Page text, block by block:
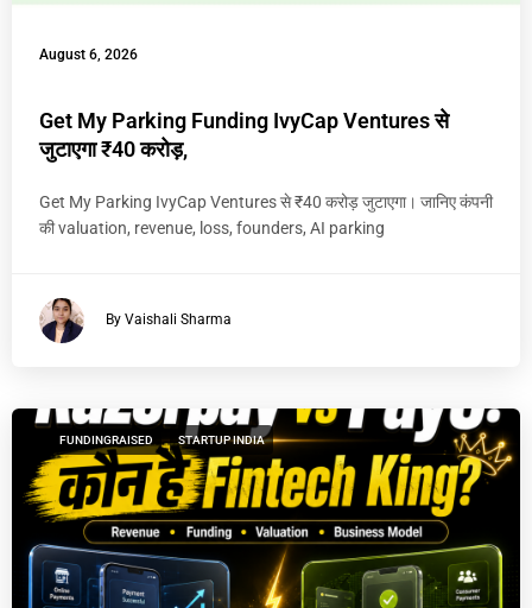
August 6, 2026
Get My Parking Funding IvyCap Ventures से
जुटाएगा ₹40 करोड़,
Get My Parking IvyCap Ventures से ₹40 करोड़ जुटाएगा। जानिए कंपनी
की valuation, revenue, loss, founders, AI parking
By Vaishali Sharma
FUNDINGRAISED STARTUP INDIA